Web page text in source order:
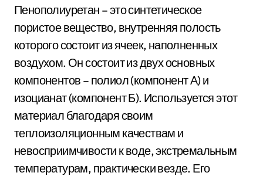
Пенополиуретан – это синтетическое
пористое вещество, внутренняя полость
которого состоит из ячеек, наполненных
воздухом. Он состоит из двух основных
компонентов – полиол (компонент А) и
изоцианат (компонент Б). Используется этот
материал благодаря своим
теплоизоляционным качествам и
невосприимчивости к воде, экстремальным
температурам, практически везде. Его